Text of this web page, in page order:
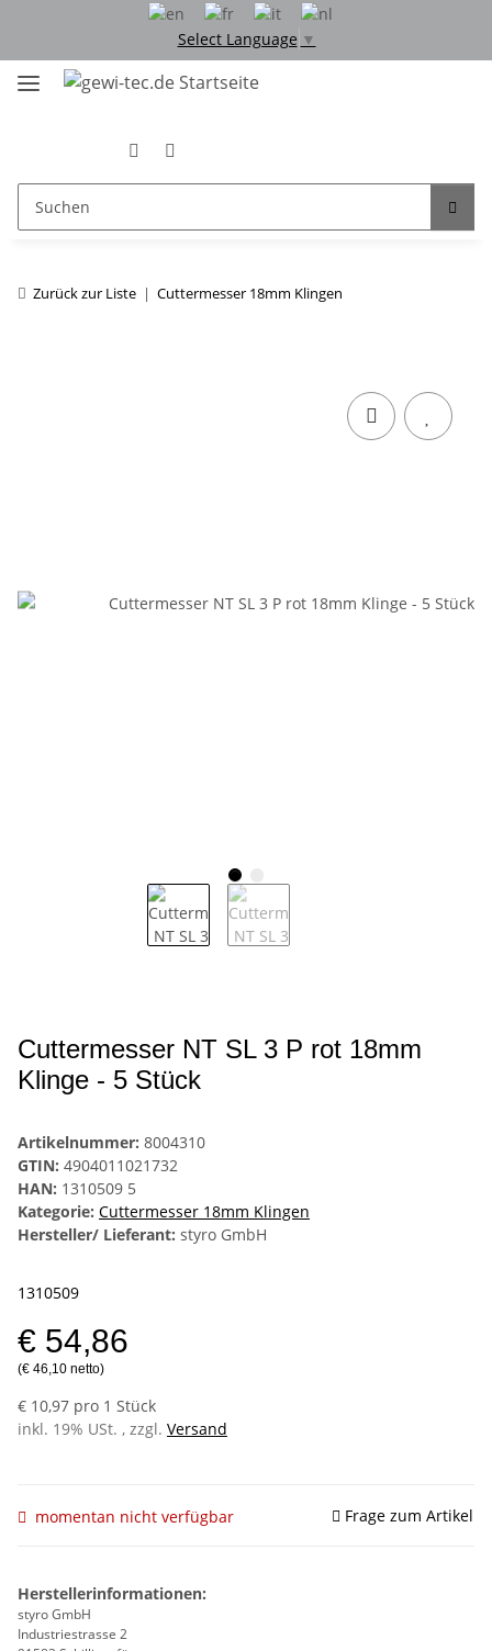
Select Language ▼
Zurück zur Liste Cuttermesser 18mm Klingen
Cuttermesser NT SL 3 P rot 18mm
Klinge - 5 Stück
Artikelnummer: 8004310
GTIN: 4904011021732
HAN: 1310509 5
Kategorie: Cuttermesser 18mm Klingen
Hersteller/ Lieferant: styro GmbH
1310509
€ 54,86
(€ 46,10 netto)
€ 10,97 pro 1 Stück
inkl. 19% USt. , zzgl. Versand
momentan nicht verfügbar Frage zum Artikel
Herstellerinformationen:
styro GmbH
Industriestrasse 2